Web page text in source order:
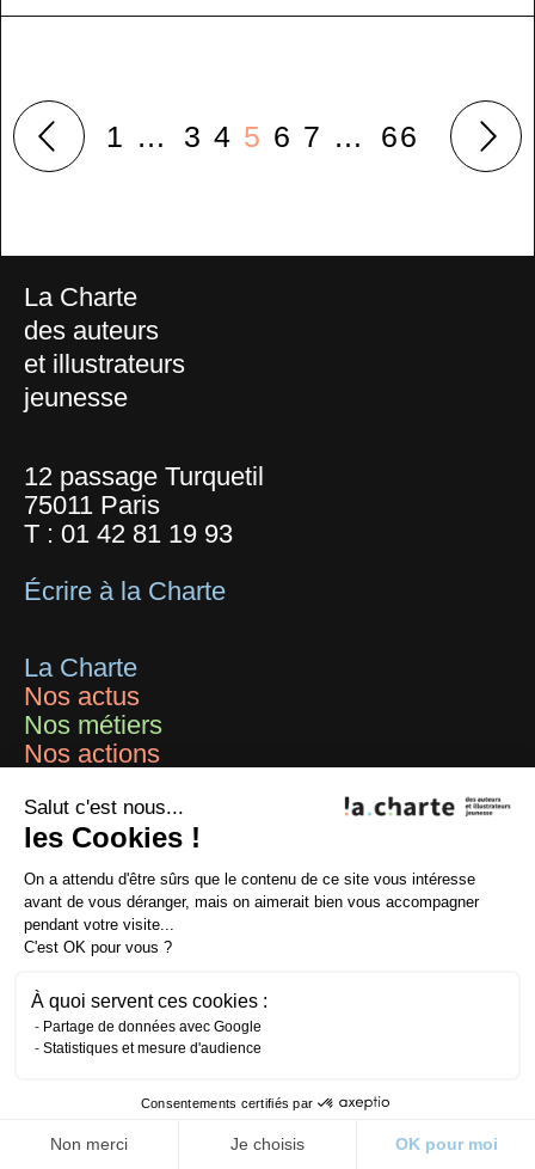
1 … 3 4 5 6 7 … 66
La Charte
des auteurs
et illustrateurs
jeunesse
12 passage Turquetil
75011 Paris
T : 01 42 81 19 93
Écrire à la Charte
La Charte
Nos actus
Nos métiers
Nos actions
Contact
Nos partenaires
Ministère de la Culture
Mairie de Paris
Centre national du livre
La SAIF
CFC
Salut c'est nous...
les Cookies !
On a attendu d'être sûrs que le contenu de ce site vous intéresse
avant de vous déranger, mais on aimerait bien vous accompagner
pendant votre visite...
C'est OK pour vous ?
À quoi servent ces cookies :
Partage de données avec Google
Statistiques et mesure d'audience
Consentements certifiés par
Non merci Je choisis OK pour moi